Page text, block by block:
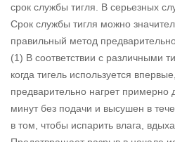
срок службы тигля. В серьезных
Срок службы тигля можно
правильный метод
(1) В соответствии с различными
когда тигель используется
предварительно нагрет примерно
минут без подачи и высушен в
в том, чтобы испарить влага,